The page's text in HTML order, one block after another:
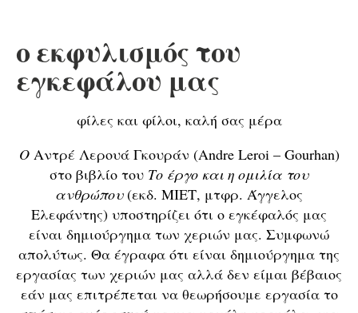
ο εκφυλισμός του
εγκεφάλου μας
φίλες και φίλοι, καλή σας μέρα
ΟΑντρέ Λερουά Γκουράν (Andre Leroi – Gourhan)
στο βιβλίο του Το έργο και η ομιλία του
ανθρώπου(εκδ. ΜΙΕΤ, μτφρ. Άγγελος
Ελεφάντης) υποστηρίζει ότι ο εγκέφαλός μας
είναι δημιούργημα των χεριών μας. Συμφωνώ
απολύτως. Θα έγραφα ότι είναι δημιούργημα της
εργασίας των χεριών μας αλλά δεν είμαι βέβαιος
εάν μας επιτρέπεται να θεωρήσουμε εργασία το